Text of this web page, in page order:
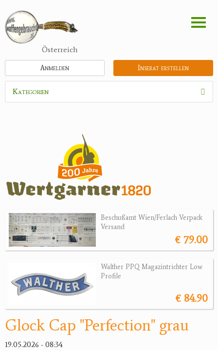
zum
Inhalt
Österreich
Inserat erstellen
Anmelden
Kategorien
Zubehör
Jagdangebote
Jagdreviere
Antikes
Reviereinrichtungen
Beschußamt Wien/Ferlach Verpack
Versand
€ 79.00
Walther PPQ Magazintrichter Low
Profile
€ 84.90
Glock Cap "Perfection" grau
19.05.2026 - 08:34